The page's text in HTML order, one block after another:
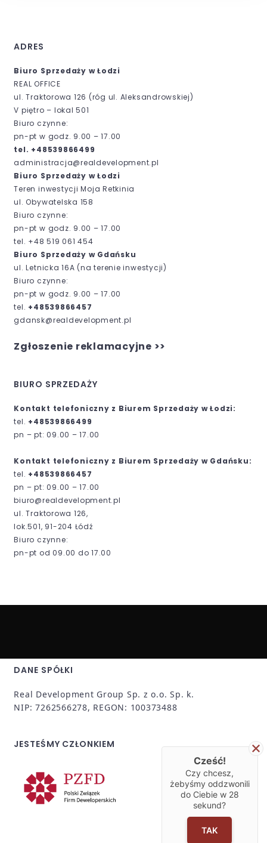
ADRES
Biuro Sprzedaży w Łodzi
REAL OFFICE
ul. Traktorowa 126 (róg ul. Aleksandrowskiej)
V piętro – lokal 501
Biuro czynne:
pn-pt w godz. 9.00 – 17.00
tel. +48539866499
administracja@realdevelopment.pl
Biuro Sprzedaży w Łodzi
Teren inwestycji Moja Retkinia
ul. Obywatelska 158
Biuro czynne:
pn-pt w godz. 9.00 – 17.00
tel. +48 519 061 454
Biuro Sprzedaży w Gdańsku
ul. Letnicka 16A (na terenie inwestycji)
Biuro czynne:
pn-pt w godz. 9.00 – 17.00
tel. +48539866457
gdansk@realdevelopment.pl
Zgłoszenie reklamacyjne >>
BIURO SPRZEDAŻY
Kontakt telefoniczny z Biurem Sprzedaży w Łodzi:
tel. +48539866499
pn – pt: 09.00 – 17.00
Kontakt telefoniczny z Biurem Sprzedaży w Gdańsku:
tel. +48539866457
pn – pt: 09.00 – 17.00
biuro@realdevelopment.pl
ul. Traktorowa 126,
lok.501, 91-204 Łódź
Biuro czynne:
pn-pt od 09.00 do 17.00
DANE SPÓŁKI
Real Development Group Sp. z o.o. Sp. k.
NIP: 7262566278, REGON: 100373488
JESTEŚMY CZŁONKIEM
Cześć!
Czy chcesz,
żebyśmy oddzwonili
do Ciebie w 28
sekund?
TAK